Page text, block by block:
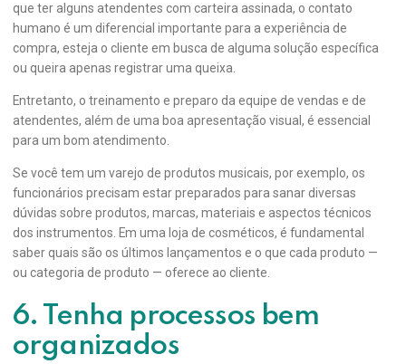
que ter alguns atendentes com carteira assinada, o contato
humano é um diferencial importante para a experiência de
compra, esteja o cliente em busca de alguma solução específica
ou queira apenas registrar uma queixa.
Entretanto, o treinamento e preparo da equipe de vendas e de
atendentes, além de uma boa apresentação visual, é essencial
para um bom atendimento.
Se você tem um varejo de produtos musicais, por exemplo, os
funcionários precisam estar preparados para sanar diversas
dúvidas sobre produtos, marcas, materiais e aspectos técnicos
dos instrumentos. Em uma loja de cosméticos, é fundamental
saber quais são os últimos lançamentos e o que cada produto —
ou categoria de produto — oferece ao cliente.
6. Tenha processos bem
organizados